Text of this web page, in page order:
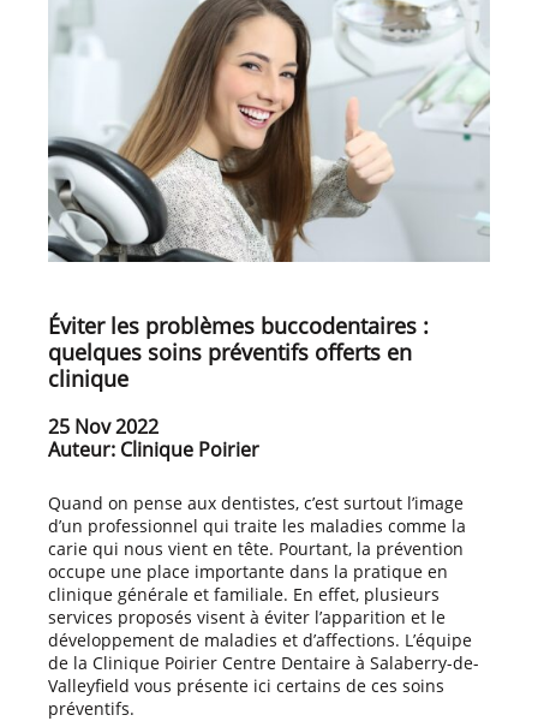
Éviter les problèmes buccodentaires :
quelques soins préventifs offerts en
clinique
25 Nov 2022
Auteur: Clinique Poirier
Quand on pense aux dentistes, c’est surtout l’image
d’un professionnel qui traite les maladies comme la
carie qui nous vient en tête. Pourtant, la prévention
occupe une place importante dans la pratique en
clinique générale et familiale. En effet, plusieurs
services proposés visent à éviter l’apparition et le
développement de maladies et d’affections. L’équipe
de la Clinique Poirier Centre Dentaire à Salaberry-de-
Valleyfield vous présente ici certains de ces soins
préventifs.